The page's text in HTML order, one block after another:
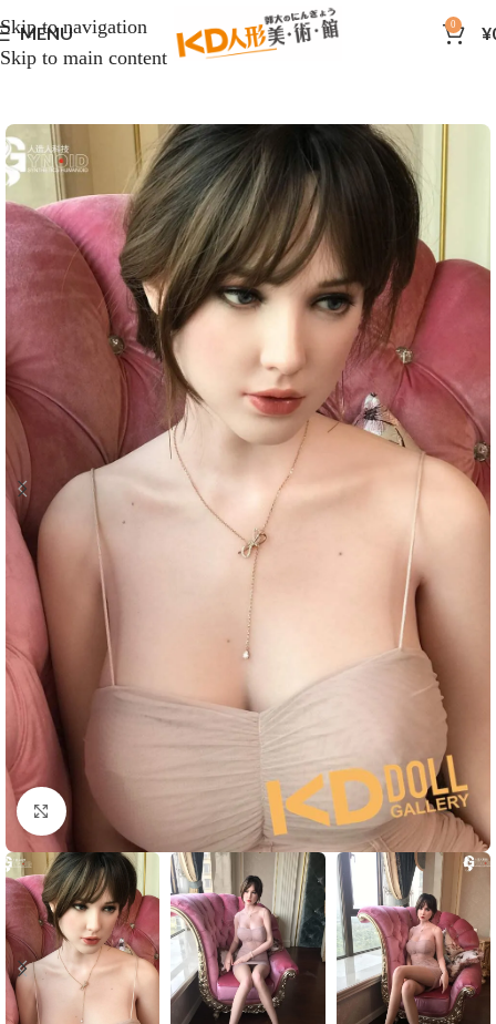
Skip to navigation
Skip to main content
MENU 0 ¥
Click to enlarge